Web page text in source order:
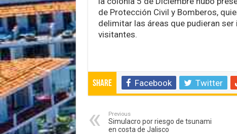
de Protección Civil y Bomberos,
delimitar las áreas que pudieran ser
visitantes.
Share Facebook Twitter
Previous
Simulacro por riesgo de tsunami
en costa de Jalisco